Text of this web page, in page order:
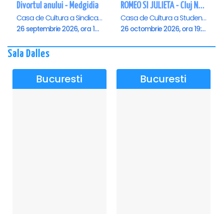
Divortul anului - Medgidia
Casa de Cultura a Sindicatelor Lucian Grigorescu, Medgidia
26 septembrie 2026, ora 19:00
ROMEO SI JULIETA - Cluj Napoca
Casa de Cultura a Studentilor Dumitru Farcas, Cluj-Napoca
26 octombrie 2026, ora 19:00
Sala Dalles
Bucuresti Bucuresti